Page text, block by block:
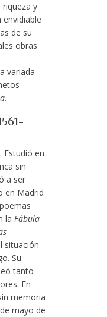
riqueza y
de su
obras
variada
.
Estudió en
sin
a ser
en Madrid
la Fábula
situación
Su
tanto
En
memoria
mayo de